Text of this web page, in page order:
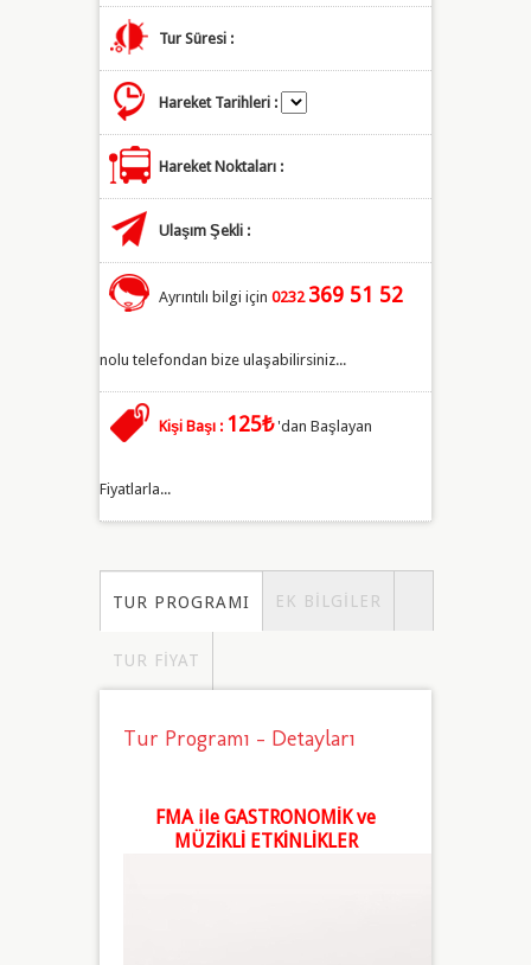
Tur Süresi :
Hareket Tarihleri :
Hareket Noktaları :
Ulaşım Şekli :
Ayrıntılı bilgi için 0232 369 51 52
nolu telefondan bize ulaşabilirsiniz...
Kişi Başı : 125₺'dan Başlayan
Fiyatlarla...
TUR PROGRAMI EK BILGILER
TUR FIYAT
Tur Programı - Detayları
FMA ile GASTRONOMİK ve
MÜZİKLİ ETKİNLİKLER